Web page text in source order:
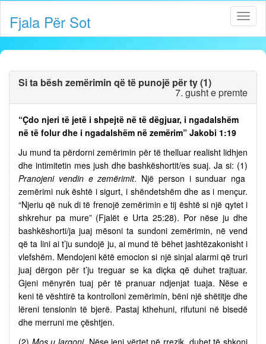
Fjala Për Sot
Si ta bësh zemërimin që të punojë për ty (1)
7. gusht e premte
“Çdo njeri të jetë i shpejtë në të dëgjuar, i ngadalshëm
në të folur dhe i ngadalshëm në zemërim” Jakobi 1:19
Ju mund ta përdorni zemërimin për të thelluar realisht lidhjen
dhe intimitetin mes jush dhe bashkëshortit/es suaj. Ja si: (1)
Pranojeni vendin e zemërimit. Një person i sunduar nga
zemërimi nuk është i sigurt, i shëndetshëm dhe as i mençur.
“Njeriu që nuk di të frenojë zemërimin e tij është si një qytet i
shkrehur pa mure” (Fjalët e Urta 25:28). Por nëse ju dhe
bashkëshorti/ja juaj mësoni ta sundoni zemërimin, në vend
që ta lini ai t’ju sundojë ju, ai mund të bëhet jashtëzakonisht i
vlefshëm. Mendojeni këtë emocion si një sinjal alarmi që truri
juaj dërgon për t’ju treguar se ka diçka që duhet trajtuar.
Gjeni mënyrën tuaj për të pranuar ndjenjat tuaja. Nëse e
keni të vështirë ta kontrolloni zemërimin, bëni një shëtitje dhe
lëreni tensionin të bjerë. Pastaj kthehuni, rifutuni në bisedë
dhe merruni me çështjen.
(2) Mos u largoni. Nëse jeni vërtet në rrezik, duhet të shkoni